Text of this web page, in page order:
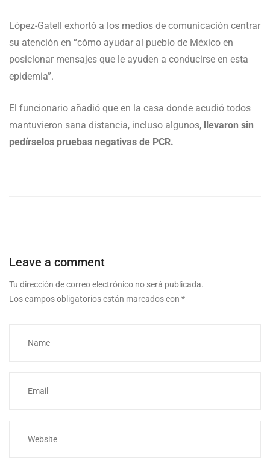
López-Gatell exhortó a los medios de comunicación centrar
su atención en “cómo ayudar al pueblo de México en
posicionar mensajes que le ayuden a conducirse en esta
epidemia”.
El funcionario añadió que en la casa donde acudió todos
mantuvieron sana distancia, incluso algunos, llevaron sin
pedírselos pruebas negativas de PCR.
Leave a comment
Tu dirección de correo electrónico no será publicada.
Los campos obligatorios están marcados con *